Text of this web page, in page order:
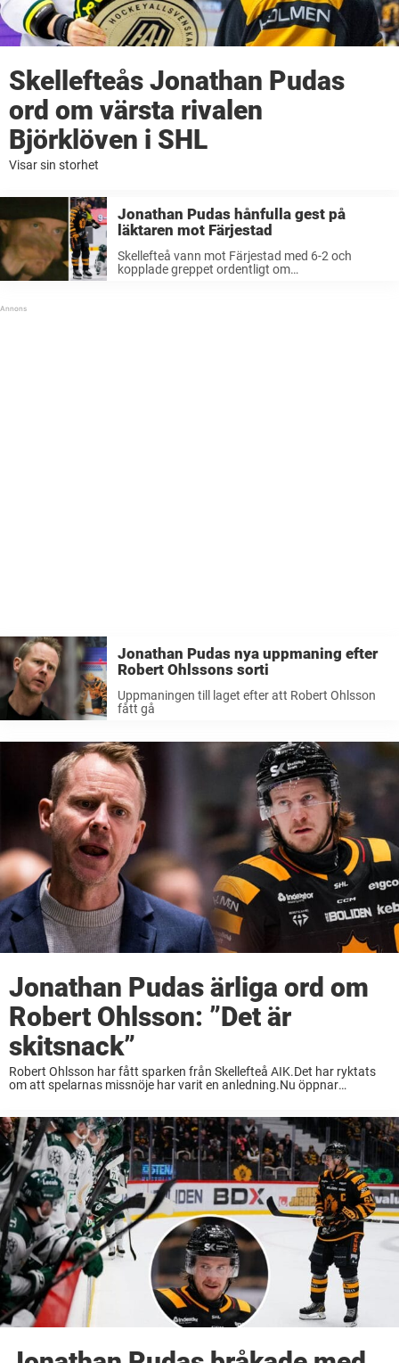
Skellefteås Jonathan Pudas
ord om värsta rivalen
Björklöven i SHL
Visar sin storhet
Jonathan Pudas hånfulla gest på
läktaren mot Färjestad
Skellefteå vann mot Färjestad med 6-2 och
kopplade greppet ordentligt om
Jonathan Pudas nya uppmaning efter
Robert Ohlssons sorti
Uppmaningen till laget efter att Robert Ohlsson
fått gå
Jonathan Pudas ärliga ord om
Robert Ohlsson: ”Det är
skitsnack”
Robert Ohlsson har fått sparken från Skellefteå AIK.Det har ryktats
om att spelarnas missnöje har varit en anledning.Nu öppnar